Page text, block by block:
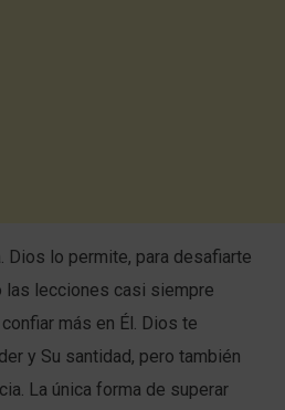
Dios lo permite, para desafiarte
las lecciones casi siempre
más en Él. Dios te
y Su santidad, pero también
La única forma de superar